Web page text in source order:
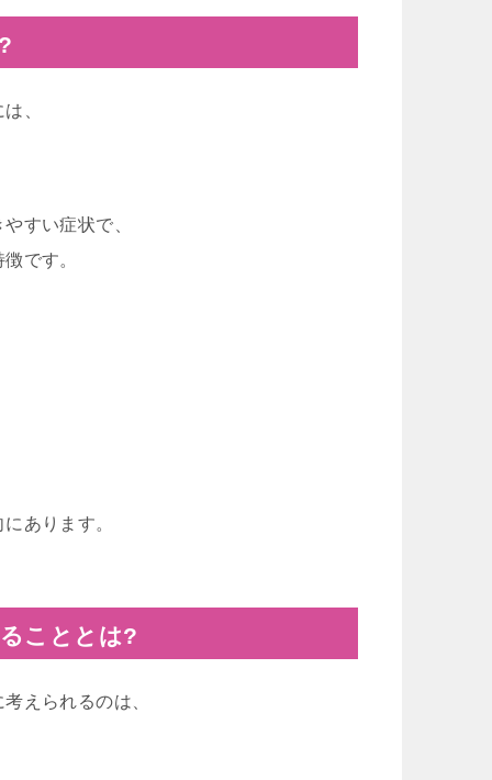
、
すい症状で、
です。
あります。
こととは?
えられるのは、